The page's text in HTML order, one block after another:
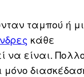
ταμπού ή
κάθε
να είναι.
μόνο